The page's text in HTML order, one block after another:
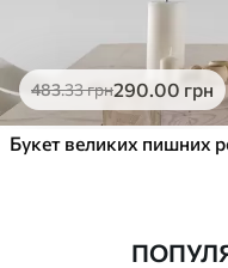
483.33грн290.00 грн